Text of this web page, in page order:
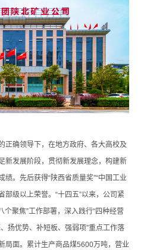
正确领导下，在地方政府、各大高校及
新发展阶段，贯彻新发展理念，构建新
。先后获得“陕西省质量奖”“中国工业
部级以上荣誉。“十四五”以来，公司紧
个聚焦”工作部署，深入践行“四种经营
扬优势、补短板、强弱项”重点工作落
局面。累计生产商品煤5600万吨，营业